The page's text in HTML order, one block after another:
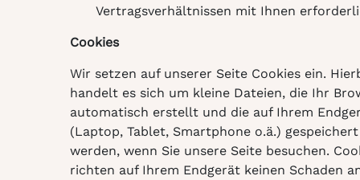
Vertragsverhältnissen mit Ihnen
Cookies
Wir setzen auf unserer Seite Cookies ein.
handelt es sich um kleine Dateien, die Ihr
automatisch erstellt und die auf Ihrem
(Laptop, Tablet, Smartphone o.ä.) gespeichert
werden, wenn Sie unsere Seite besuchen.
richten auf Ihrem Endgerät keinen Schaden